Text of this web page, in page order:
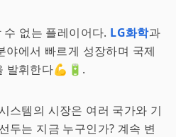
없는 플레이어다. LG화학과
야에서 빠르게 성장하며 국제
발휘한다💪🔋.
스템의 시장은 여러 국가와 기
두는 지금 누구인가? 계속 변